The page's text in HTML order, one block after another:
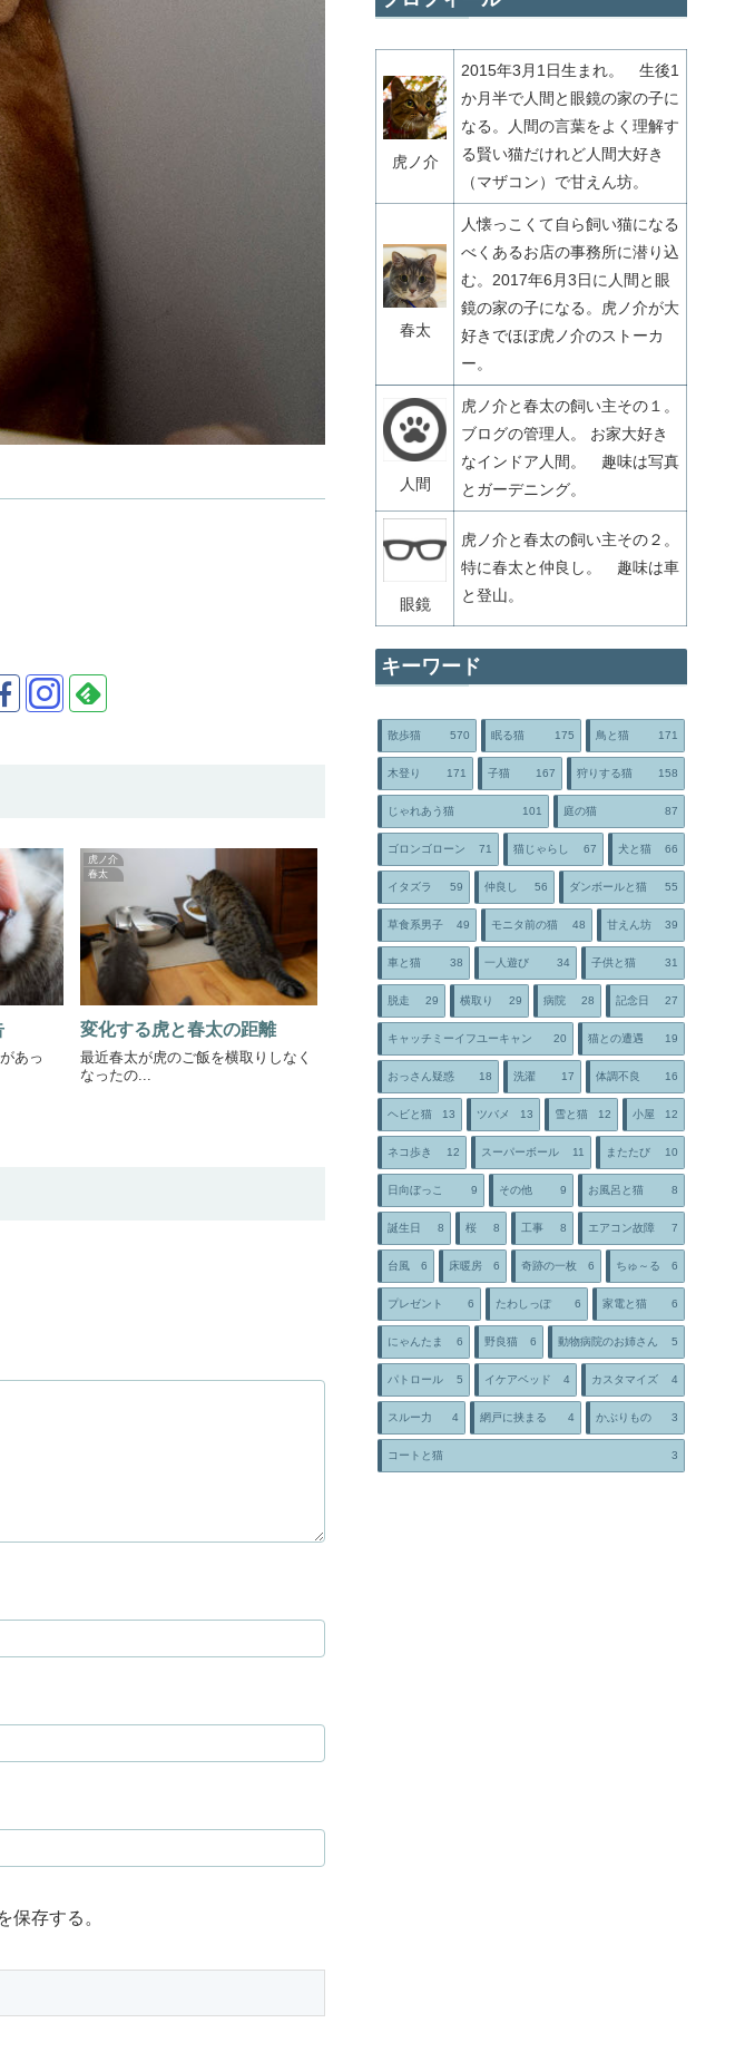
あっ
虎ノ介
春太
変化する虎と春太の距離
最近春太が虎のご飯を横取りしなく
なったの...
保存する。
虎ノ介
2015年3月1日生まれ。 生後1
か月半で人間と眼鏡の家の子に
なる。人間の言葉をよく理解す
る賢い猫だけれど人間大好き
（マザコン）で甘えん坊。
春太
人懐っこくて自ら飼い猫になる
べくあるお店の事務所に潜り込
む。2017年6月3日に人間と眼
鏡の家の子になる。虎ノ介が大
好きでほぼ虎ノ介のストーカ
ー。
人間
虎ノ介と春太の飼い主その１。
ブログの管理人。 お家大好き
なインドア人間。 趣味は写真
とガーデニング。
眼鏡
虎ノ介と春太の飼い主その２。
特に春太と仲良し。 趣味は車
と登山。
キーワード
散歩猫 570 眠る猫 175 鳥と猫 171
木登り 171 子猫 167 狩りする猫 158
じゃれあう猫 101 庭の猫 87
ゴロンゴローン 71 猫じゃらし 67 犬と猫 66
イタズラ 59 仲良し 56 ダンボールと猫 55
草食系男子 49 モニタ前の猫 48 甘えん坊 39
車と猫 38 一人遊び 34 子供と猫 31
脱走 29 横取り 29 病院 28 記念日 27
キャッチミーイフユーキャン 20 猫との遭遇 19
おっさん疑惑 18 洗濯 17 体調不良 16
ヘビと猫 13 ツバメ 13 雪と猫 12 小屋 12
ネコ歩き 12 スーパーボール 11 またたび 10
日向ぼっこ 9 その他 9 お風呂と猫 8
誕生日 8 桜 8 工事 8 エアコン故障 7
台風 6 床暖房 6 奇跡の一枚 6 ちゅ～る 6
プレゼント 6 たわしっぽ 6 家電と猫 6
にゃんたま 6 野良猫 6 動物病院のお姉さん 5
パトロール 5 イケアベッド 4 カスタマイズ 4
スルー力 4 網戸に挟まる 4 かぶりもの 3
コートと猫 3